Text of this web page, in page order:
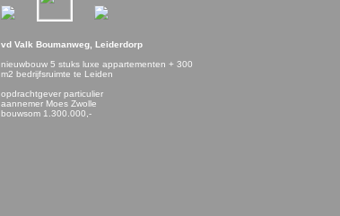
vd Valk Boumanweg, Leiderdorp
nieuwbouw 5 stuks luxe appartementen + 300
m2 bedrijfsruimte te Leiden
opdrachtgever particulier
aannemer Moes Zwolle
bouwsom 1.300.000,-